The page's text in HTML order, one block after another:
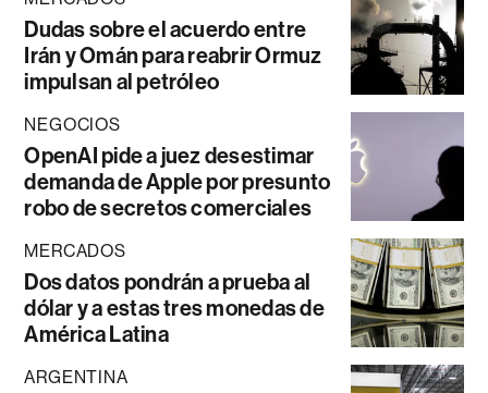
Dudas sobre el acuerdo entre
Irán y Omán para reabrir Ormuz
impulsan al petróleo
NEGOCIOS
OpenAI pide a juez desestimar
demanda de Apple por presunto
robo de secretos comerciales
MERCADOS
Dos datos pondrán a prueba al
dólar y a estas tres monedas de
América Latina
ARGENTINA